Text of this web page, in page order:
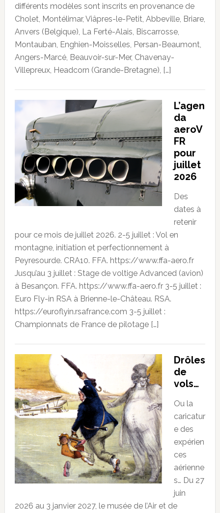
différents modèles sont inscrits en provenance de
Cholet, Montélimar, Viâpres-le-Petit, Abbeville, Briare,
Anvers (Belgique), La Ferté-Alais, Biscarrosse,
Montauban, Enghien-Moisselles, Persan-Beaumont,
Angers-Marcé, Beauvoir-sur-Mer, Chavenay-
Villepreux, Headcorn (Grande-Bretagne), […]
L’agen
da
aeroV
FR
pour
juillet
2026
Des
dates à
retenir
pour ce mois de juillet 2026. 2-5 juillet : Vol en
montagne, initiation et perfectionnement à
Peyresourde. CRA10. FFA. https://www.ffa-aero.fr
Jusqu’au 3 juillet : Stage de voltige Advanced (avion)
à Besançon. FFA. https://www.ffa-aero.fr 3-5 juillet :
Euro Fly-in RSA à Brienne-le-Château. RSA.
https://euroflyin.rsafrance.com 3-5 juillet :
Championnats de France de pilotage […]
Drôles
de
vols…
Ou la
caricatur
e des
expérien
ces
aérienne
s… Du 27
juin
2026 au 3 janvier 2027, le musée de l’Air et de